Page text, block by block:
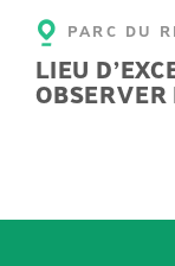
PARC DU
LIEU
OBSERVER